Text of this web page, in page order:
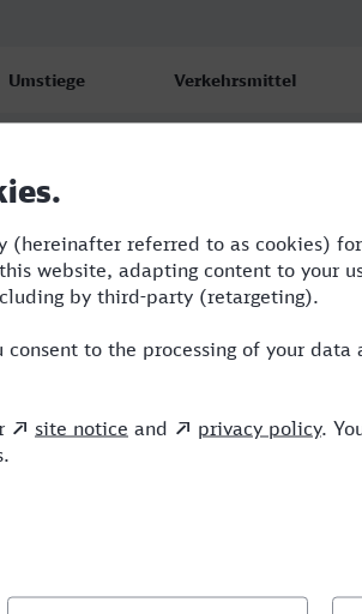
Umstiege Verkehrsmittel
2 RRB,ICE,VIA